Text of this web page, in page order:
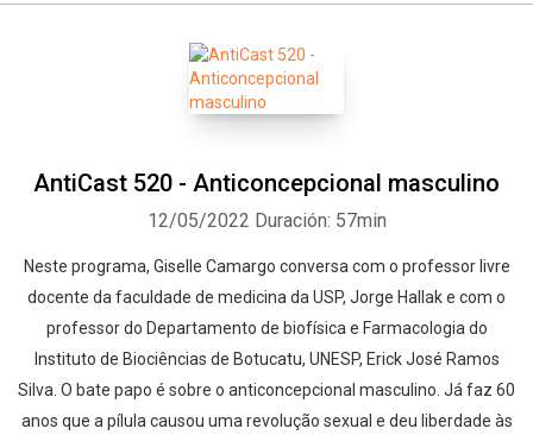
AntiCast 520 - Anticoncepcional masculino
12/05/2022 Duración: 57min
Neste programa, Giselle Camargo conversa com o professor livre
docente da faculdade de medicina da USP, Jorge Hallak e com o
professor do Departamento de biofísica e Farmacologia do
Instituto de Biociências de Botucatu, UNESP, Erick José Ramos
Silva. O bate papo é sobre o anticoncepcional masculino. Já faz 60
anos que a pílula causou uma revolução sexual e deu liberdade às